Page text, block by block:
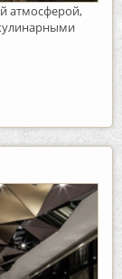
атмосферой,